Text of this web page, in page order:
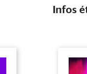
Infos